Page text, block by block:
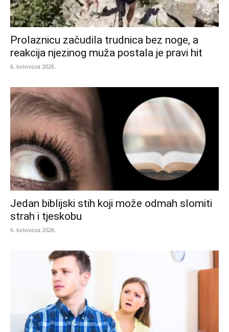
Prolaznicu začudila trudnica bez noge, a
reakcija njezinog muža postala je pravi hit
6. kolovoza 2026.
Jedan biblijski stih koji može odmah slomiti
strah i tjeskobu
6. kolovoza 2026.